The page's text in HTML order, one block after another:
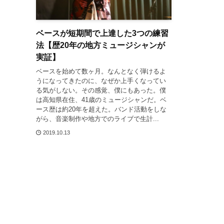
ベースが短期間で上達した3つの練習
法【歴20年の地方ミュージシャンが
実証】
ベースを始めて数ヶ月。なんとなく弾けるよ
うになってきたのに、なぜか上手くなってい
る気がしない。その感覚、僕にもあった。僕
は高知県在住、41歳のミュージシャンだ。ベ
ース歴は約20年を超えた。バンド活動をしな
がら、音楽制作や地方でのライブで生計...
2019.10.13